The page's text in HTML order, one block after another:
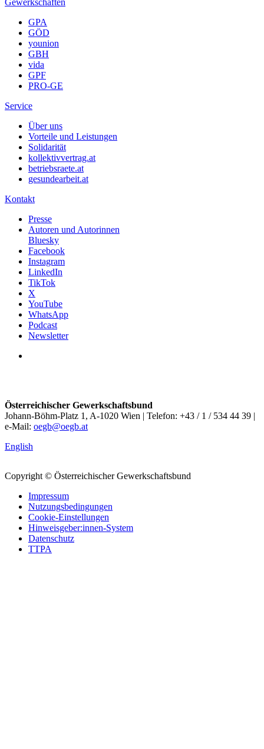
GPA
GÖD
younion
GBH
vida
GPF
PRO-GE
Service
Über uns
Vorteile und Leistungen
Solidarität
kollektivvertrag.at
betriebsraete.at
gesundearbeit.at
Kontakt
Presse
Autoren und Autorinnen
Bluesky
Facebook
Instagram
LinkedIn
TikTok
X
YouTube
WhatsApp
Podcast
Newsletter
Österreichischer Gewerkschaftsbund
Johann-Böhm-Platz 1, A-1020 Wien | Telefon: +43 / 1 / 534 44 39 |
e-Mail: oegb@oegb.at
English
Copyright © Österreichischer Gewerkschaftsbund
Impressum
Nutzungsbedingungen
Cookie-Einstellungen
Hinweisgeber:innen-System
Datenschutz
TTPA